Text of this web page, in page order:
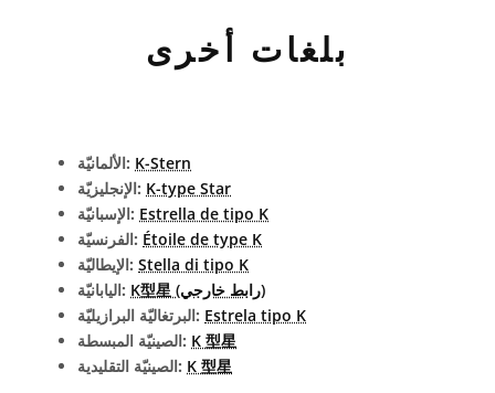
بلغات أخرى
الألمانيّة: K-Stern
الإنجليزيّة: K-type Star
الإسبانيّة: Estrella de tipo K
الفرنسيّة: Étoile de type K
الإيطاليّة: Stella di tipo K
اليابانيّة:
K型星 (رابط خارجي)
البرتغاليّة البرازيليّة: Estrela tipo K
الصينيّة المبسطة: K 型星
الصينيّة التقليدية: K 型星